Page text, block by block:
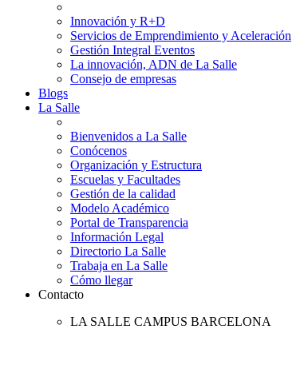
Innovación y R+D
Servicios de Emprendimiento y Aceleración
Gestión Integral Eventos
La innovación, ADN de La Salle
Consejo de empresas
Blogs
La Salle
Bienvenidos a La Salle
Conócenos
Organización y Estructura
Escuelas y Facultades
Gestión de la calidad
Modelo Académico
Portal de Transparencia
Información Legal
Directorio La Salle
Trabaja en La Salle
Cómo llegar
Contacto
LA SALLE CAMPUS BARCELONA